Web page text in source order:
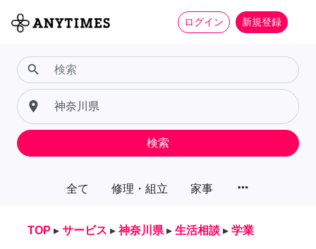
ログイン 新規登録
全て 修理・組立 家事 more_horiz
search
place
検索
TOP ▸ サービス ▸ 神奈川県 ▸ 生活相談 ▸ 学業